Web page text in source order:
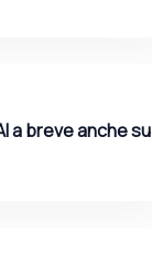
a breve anche su